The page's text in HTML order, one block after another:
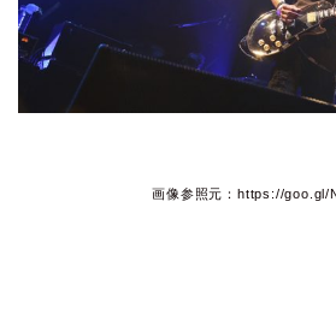
画像参照元：https://goo.gl/